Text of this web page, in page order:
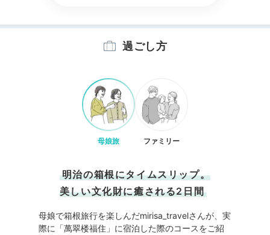
過ごし方
母娘旅 ファミリー
明治の箱根にタイムスリップ。
美しい文化財に癒される2日間
母娘で箱根旅行を楽しんだmirisa_travelさんが、実
際に「萬翠楼福住」に宿泊した際のコースをご紹